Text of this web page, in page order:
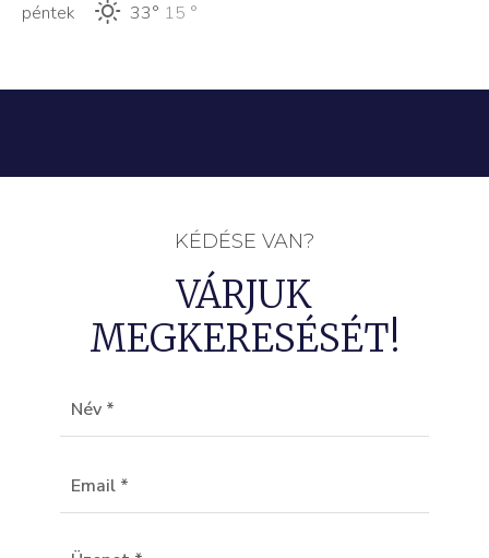
péntek
33° 15 °
KÉDÉSE VAN?
VÁRJUK
MEGKERESÉSÉT!